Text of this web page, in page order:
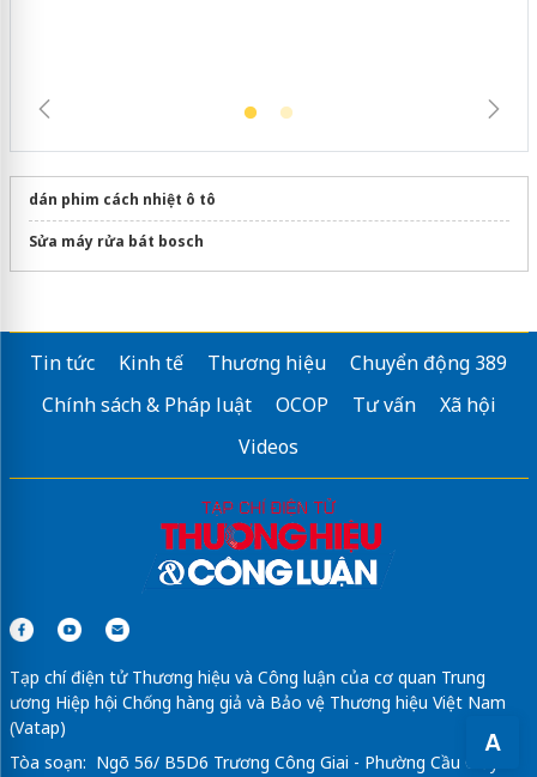
A
dán phim cách nhiệt ô tô
Sửa máy rửa bát bosch
Tin tức Kinh tế Thương hiệu
Chuyển động 389
Chính sách & Pháp luật
OCOP Tư vấn
Xã hội
Videos
Tạp chí điện tử Thương hiệu và Công luận của cơ quan Trung
ương Hiệp hội Chống hàng giả và Bảo vệ Thương hiệu Việt Nam
(Vatap)
Tòa soạn: Ngõ 56/ B5D6 Trương Công Giai - Phường Cầu Giấy -